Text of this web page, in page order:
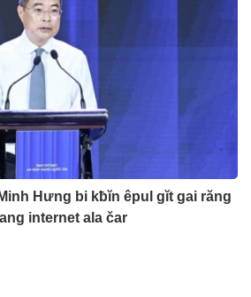
Hưng bi kƀĭn êpul gĭt gai răng
internet ala čar